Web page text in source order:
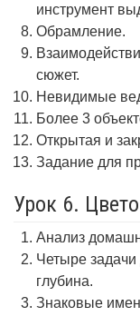
инструмент
Обрамление.
сюжет.
Невидимые
Более 3
Открытая и
Задание для
Урок 6.
Анализ
Четыре задачи
глубина.
Знаковые